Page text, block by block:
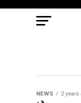
NEWS 2 years